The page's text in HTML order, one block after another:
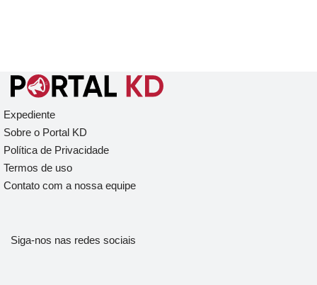
Expediente
Sobre o Portal KD
Política de Privacidade
Termos de uso
Contato com a nossa equipe
Siga-nos nas redes sociais